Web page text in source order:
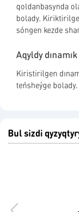
qoldanbasynda
bolady.
sóngen kezde
Aqyldy dınamık
Kiristirilgen
teńsheýge bolady.
Bul sizdi